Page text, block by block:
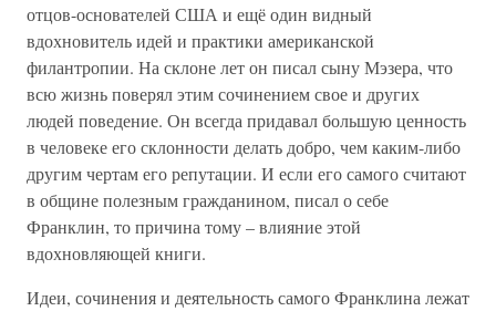
отцов-основателей США и ещё один видный
вдохновитель идей и практики американской
филантропии. На склоне лет он писал сыну Мэзера, что
всю жизнь поверял этим сочинением свое и других
людей поведение. Он всегда придавал большую ценность
в человеке его склонности делать добро, чем каким-либо
другим чертам его репутации. И если его самого считают
в общине полезным гражданином, писал о себе
Франклин, то причина тому – влияние этой
вдохновляющей книги.
Идеи, сочинения и деятельность самого Франклина лежат